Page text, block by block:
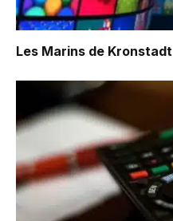
Les Marins de Kronstadt